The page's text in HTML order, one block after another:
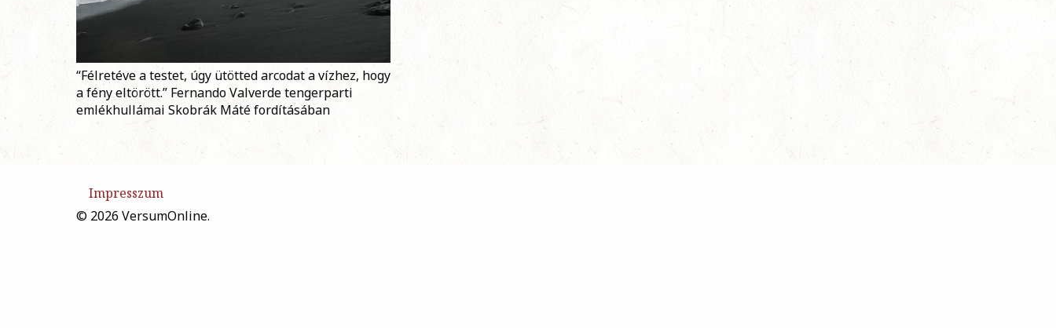
“Félretéve a testet, úgy ütötted arcodat a vízhez, hogy
a fény eltörött.” Fernando Valverde tengerparti
emlékhullámai Skobrák Máté fordításában
Impresszum
© 2026 VersumOnline.